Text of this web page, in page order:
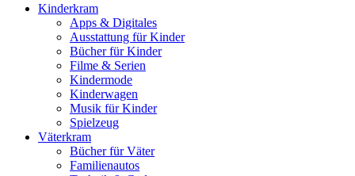
Kinderkram
Apps & Digitales
Ausstattung für Kinder
Bücher für Kinder
Filme & Serien
Kindermode
Kinderwagen
Musik für Kinder
Spielzeug
Väterkram
Bücher für Väter
Familienautos